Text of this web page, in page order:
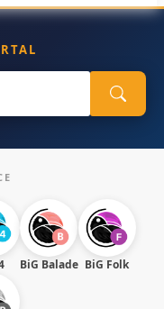
BiG Balade BiG Folk